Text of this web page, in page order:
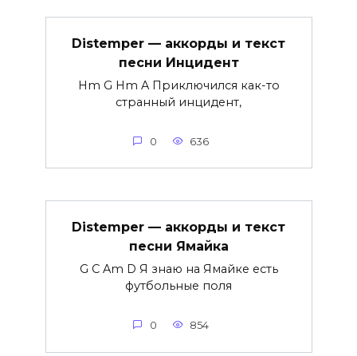
Distemper — аккорды и текст
песни Инцидент
Hm G Hm A Приключился как-то
странный инцидент,
0 636
Distemper — аккорды и текст
песни Ямайка
G C Am D Я знаю на Ямайке есть
футбольные поля
0 854